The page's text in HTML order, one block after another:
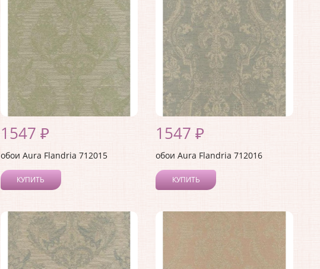
1547 ₽
обои Aura Flandria 712015
КУПИТЬ
1547 ₽
обои Aura Flandria 712016
КУПИТЬ